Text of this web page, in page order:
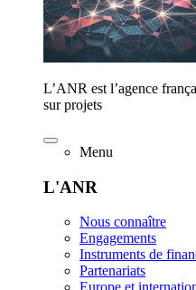
L’ANR est l’agence
sur projets
Menu
L'ANR
Nous connaître
Engagements
Instruments de
Partenariats